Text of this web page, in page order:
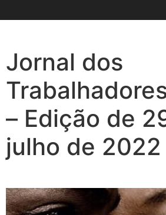
Jornal dos
– Edição de
julho de 2022